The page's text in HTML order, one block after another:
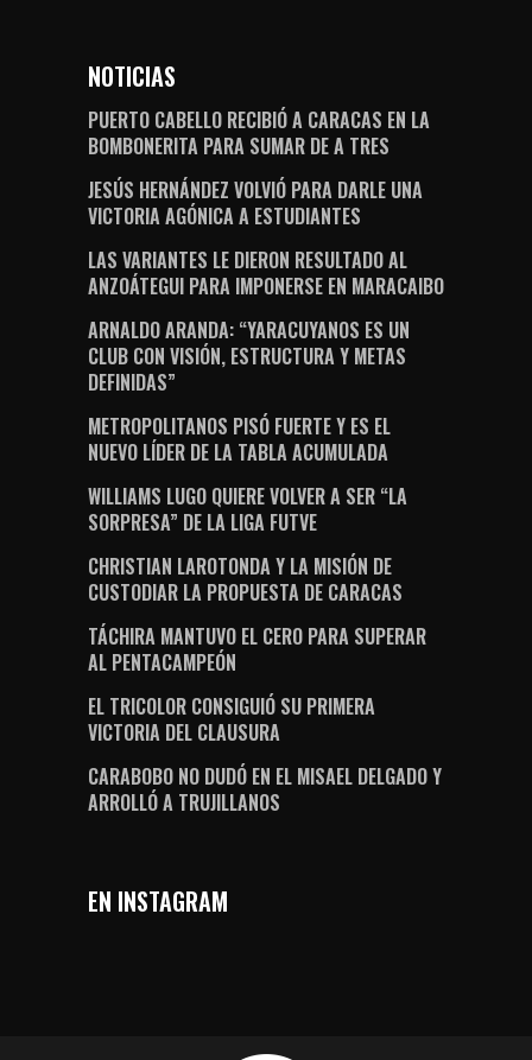
NOTICIAS
PUERTO CABELLO RECIBIÓ A CARACAS EN LA
BOMBONERITA PARA SUMAR DE A TRES
JESÚS HERNÁNDEZ VOLVIÓ PARA DARLE UNA
VICTORIA AGÓNICA A ESTUDIANTES
LAS VARIANTES LE DIERON RESULTADO AL
ANZOÁTEGUI PARA IMPONERSE EN MARACAIBO
ARNALDO ARANDA: “YARACUYANOS ES UN
CLUB CON VISIÓN, ESTRUCTURA Y METAS
DEFINIDAS”
METROPOLITANOS PISÓ FUERTE Y ES EL
NUEVO LÍDER DE LA TABLA ACUMULADA
WILLIAMS LUGO QUIERE VOLVER A SER “LA
SORPRESA” DE LA LIGA FUTVE
CHRISTIAN LAROTONDA Y LA MISIÓN DE
CUSTODIAR LA PROPUESTA DE CARACAS
TÁCHIRA MANTUVO EL CERO PARA SUPERAR
AL PENTACAMPEÓN
EL TRICOLOR CONSIGUIÓ SU PRIMERA
VICTORIA DEL CLAUSURA
CARABOBO NO DUDÓ EN EL MISAEL DELGADO Y
ARROLLÓ A TRUJILLANOS
EN INSTAGRAM